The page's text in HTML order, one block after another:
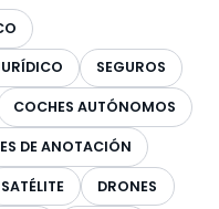
SEGUROS
COCHES AUTÓNOMOS
DE ANOTACIÓN
SATÉLITE DRONES